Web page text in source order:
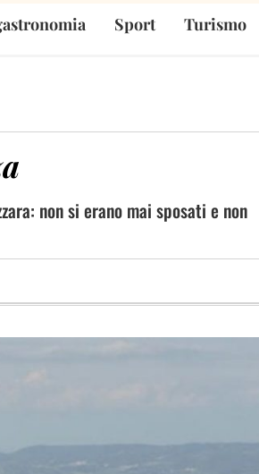
Sport Turismo
non si erano mai sposati e non